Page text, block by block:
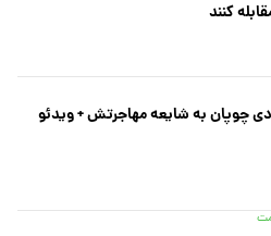
کنند
چوپان به شایعه مهاجرتش + ویدئو